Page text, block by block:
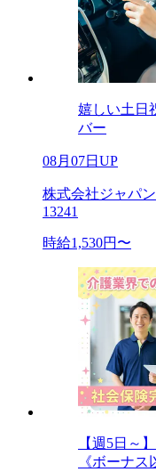
嬉しい土日
バー
08月07日UP
株式会社ジャパ
13241
時給1,530円〜
【週5日～
《ボーナ